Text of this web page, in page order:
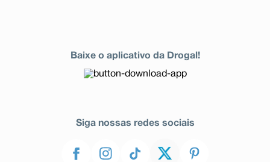
Baixe o aplicativo da Drogal!
Siga nossas redes sociais